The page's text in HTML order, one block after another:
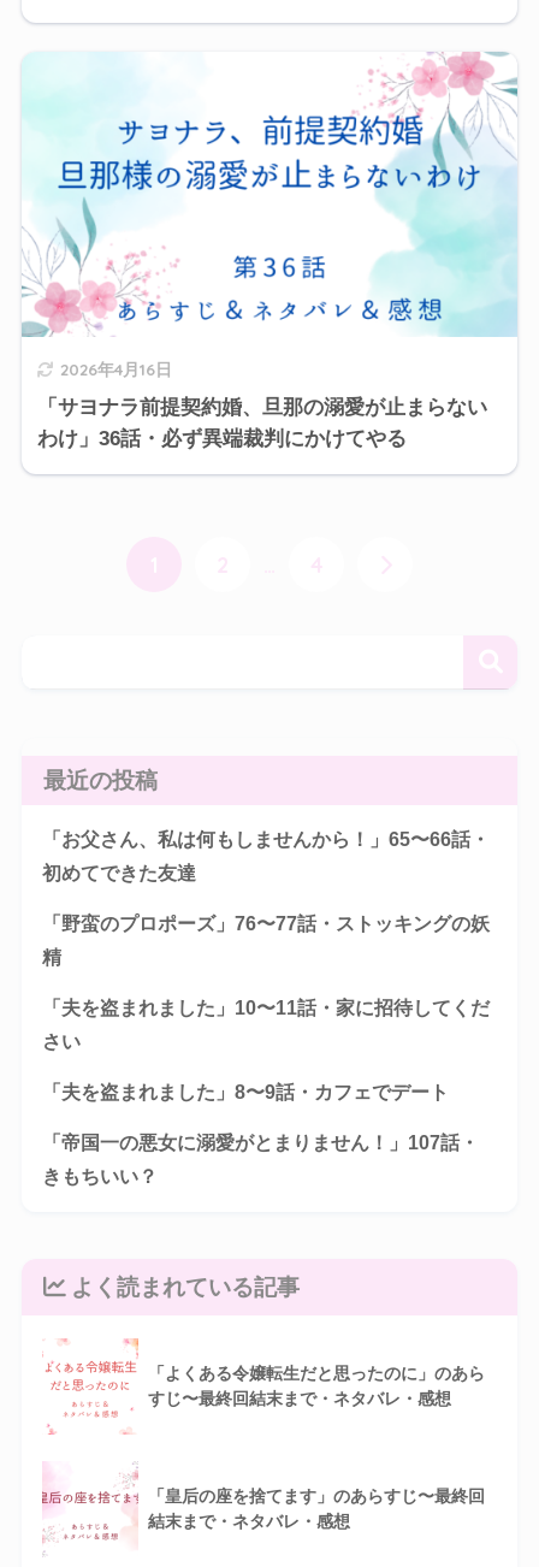
2026年4月16日
「サヨナラ前提契約婚、旦那の溺愛が止まらない
わけ」36話・必ず異端裁判にかけてやる
最近の投稿
「お父さん、私は何もしませんから！」65〜66話・
初めてできた友達
「野蛮のプロポーズ」76〜77話・ストッキングの妖
精
「夫を盗まれました」10〜11話・家に招待してくだ
さい
「夫を盗まれました」8〜9話・カフェでデート
「帝国一の悪女に溺愛がとまりません！」107話・
きもちいい？
よく読まれている記事
「よくある令嬢転生だと思ったのに」のあら
すじ〜最終回結末まで・ネタバレ・感想
「皇后の座を捨てます」のあらすじ〜最終回
結末まで・ネタバレ・感想